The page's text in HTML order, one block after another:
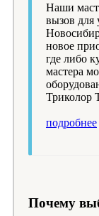
Наши
вызов для
новое
где либо
мастера
Триколор
подробнее
Почему